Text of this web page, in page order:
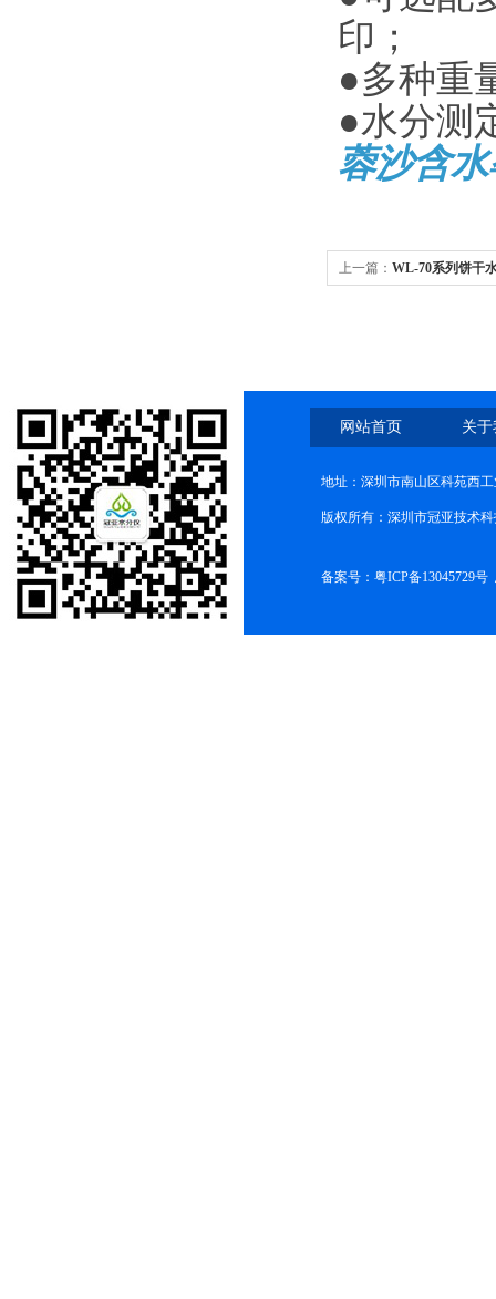
印；
●多种重
●水分测
蓉沙含
上一篇： WL-70系列饼干
网站首页 关
地址：深圳市南山区科苑西
版权所有：深圳市冠亚技术
备案号： 粤ICP备13045729号